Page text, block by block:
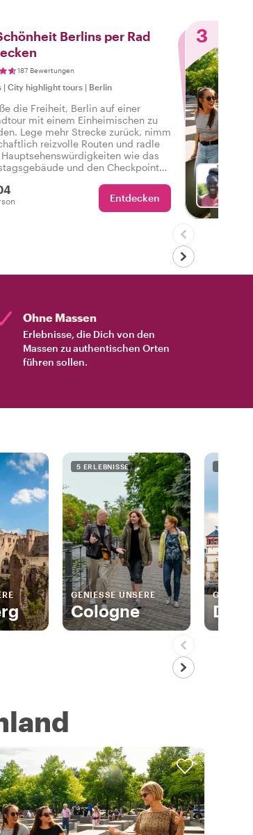
Berlins per Rad
187 Bewertungen
| City highlight tours | Berlin
die Freiheit, Berlin auf einer
mit einem Einheimischen zu
Lege mehr Strecke zurück, nimm
reizvolle Routen und radle
wie das
und den Checkpoint
und unterhaltsame Weise durch
radelst, und höre bei jedem
faszinierende Geschichten!
Entdecken
3
Ohne Massen
Erlebnisse, die Dich von den
Massen zu authentischen Orten
führen sollen.
5 ERLEBNISSE
GENIESSE UNSERE
Cologne